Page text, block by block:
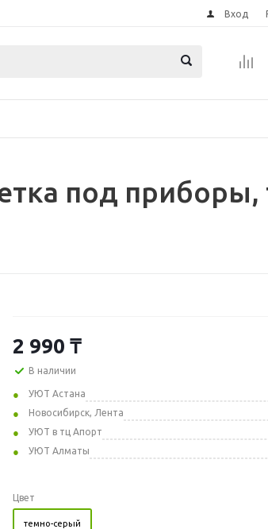
Вход
под приборы,
2 990 ₸
В наличии
УЮТ Астана
Новосибирск, Лента
УЮТ в тц Апорт
УЮТ Алматы
Цвет
темно-серый